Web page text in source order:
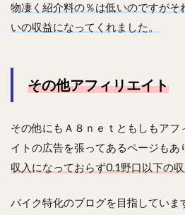
物凄く紹介料の％は低いのですがそ
いの収益になってくれました。
その他アフィリエイト
その他にもＡ８ｎｅｔともしもアフ
イトの広告を張ってあるページもあ
収入になっておらず0.1野口以下の
バイク特化のブログを目指していま